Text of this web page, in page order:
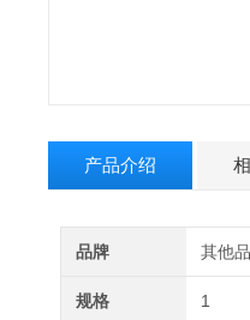
产品介绍
品牌 其他
规格 1